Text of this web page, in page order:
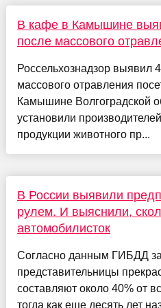
В кафе в Камышине
после массового
Россельхознадзор выявил
массового отравления
Камышине Волгоградской
установили
продукции животного пр...
В России выявили
рулем. И выяснили,
автомобилисток
Согласно данным ГИБДД
представительницы
составляют около 40% от
тогда как еще десять лет